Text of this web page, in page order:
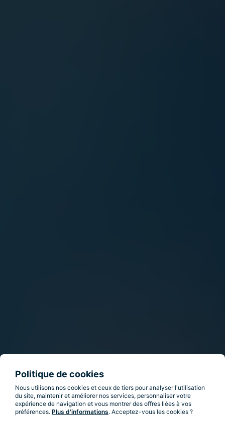
Politique de cookies
Nous utilisons nos cookies et ceux de tiers pour analyser l'utilisation
du site, maintenir et améliorer nos services, personnaliser votre
expérience de navigation et vous montrer des offres liées à vos
préférences. Plus d'informations. Acceptez-vous les cookies ?